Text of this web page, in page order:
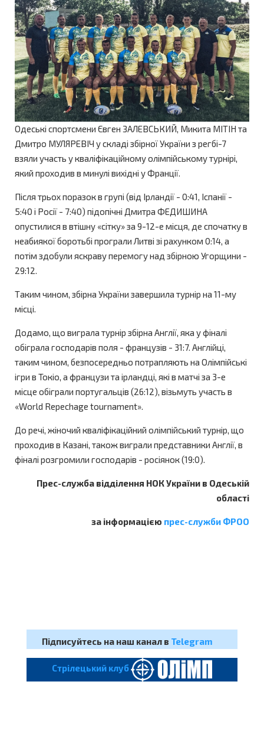
Одеські спортсмени Євген ЗАЛЕВСЬКИЙ, Микита МІТІН та
Дмитро МУЛЯРЕВІЧ у складі збірної України з регбі-7
взяли участь у кваліфікаційному олімпійському турнірі,
який проходив в минулі вихідні у Франції.
Після трьох поразок в групі (від Ірландії - 0:41, Іспанії -
5:40 і Росії - 7:40) підопічні Дмитра ФЕДИШИНА
опустилися в втішну «сітку» за 9-12-е місця, де спочатку в
неабиякої боротьбі програли Литві зі рахунком 0:14, а
потім здобули яскраву перемогу над збірною Угорщини -
29:12.
Таким чином, збірна України завершила турнір на 11-му
місці.
Додамо, що виграла турнір збірна Англії, яка у фіналі
обіграла господарів поля - французів - 31:7. Англійці,
таким чином, безпосередньо потрапляють на Олімпійські
ігри в Токіо, а французи та ірландці, які в матчі за 3-е
місце обіграли португальців (26:12), візьмуть участь в
«World Repechage tournament».
До речі, жіночий кваліфікаційний олімпійський турнір, що
проходив в Казані, також виграли представники Англії, в
фіналі розгромили господарів - росіянок (19:0).
Прес-служба відділення НОК України в Одеській
області
за інформацією прес-служби ФРОО
Підписуйтесь на наш канал в Telegram
Cтрілецький клуб